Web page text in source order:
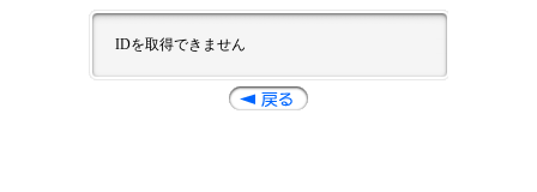
IDを取得できません